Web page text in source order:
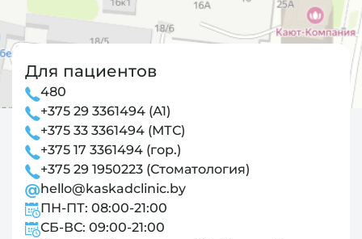
Для пациентов
480
+375 29 3361494 (А1)
+375 33 3361494 (МТС)
+375 17 3361494 (гор.)
+375 29 1950223 (Стоматология)
hello@kaskadclinic.by
ПН-ПТ: 08:00-21:00
СБ-ВС: 09:00-21:00